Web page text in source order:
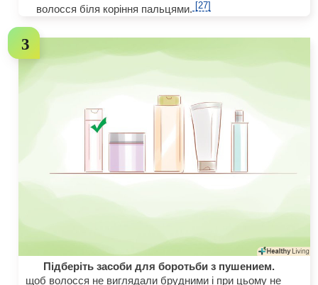
волосся біля коріння пальцями. [27]
Підберіть засоби для боротьби з пушением.
щоб волосся не виглядали брудними і при цьому не